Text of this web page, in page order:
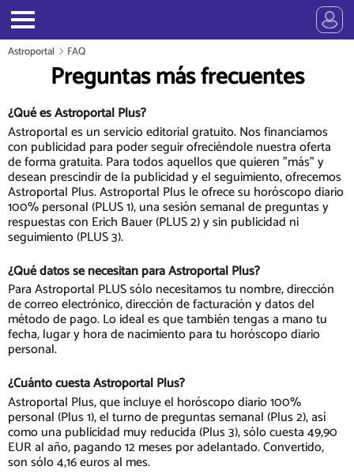
Astroportal FAQ
Preguntas más frecuentes
¿Qué es Astroportal Plus?
Astroportal es un servicio editorial gratuito. Nos financiamos
con publicidad para poder seguir ofreciéndole nuestra oferta
de forma gratuita. Para todos aquellos que quieren "más" y
desean prescindir de la publicidad y el seguimiento, ofrecemos
Astroportal Plus. Astroportal Plus le ofrece su horóscopo diario
100% personal (PLUS 1), una sesión semanal de preguntas y
respuestas con Erich Bauer (PLUS 2) y sin publicidad ni
seguimiento (PLUS 3).
¿Qué datos se necesitan para Astroportal Plus?
Para Astroportal PLUS sólo necesitamos tu nombre, dirección
de correo electrónico, dirección de facturación y datos del
método de pago. Lo ideal es que también tengas a mano tu
fecha, lugar y hora de nacimiento para tu horóscopo diario
personal.
¿Cuánto cuesta Astroportal Plus?
Astroportal Plus, que incluye el horóscopo diario 100%
personal (Plus 1), el turno de preguntas semanal (Plus 2), así
como una publicidad muy reducida (Plus 3), sólo cuesta 49,90
EUR al año, pagando 12 meses por adelantado. Convertido,
son sólo 4,16 euros al mes.